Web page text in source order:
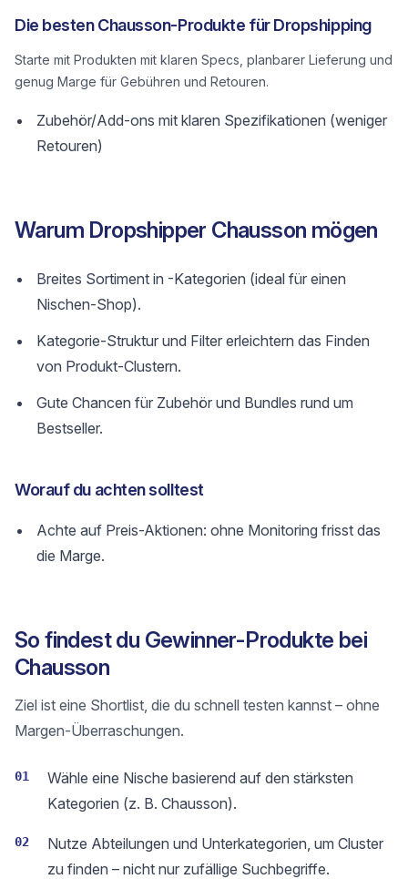
Die besten Chausson-Produkte für Dropshipping
Starte mit Produkten mit klaren Specs, planbarer Lieferung und
genug Marge für Gebühren und Retouren.
Zubehör/Add-ons mit klaren Spezifikationen (weniger
Retouren)
Warum Dropshipper Chausson mögen
Breites Sortiment in -Kategorien (ideal für einen
Nischen-Shop).
Kategorie-Struktur und Filter erleichtern das Finden
von Produkt-Clustern.
Gute Chancen für Zubehör und Bundles rund um
Bestseller.
Worauf du achten solltest
Achte auf Preis-Aktionen: ohne Monitoring frisst das
die Marge.
So findest du Gewinner-Produkte bei
Chausson
Ziel ist eine Shortlist, die du schnell testen kannst – ohne
Margen-Überraschungen.
01
Wähle eine Nische basierend auf den stärksten
Kategorien (z. B. Chausson).
02
Nutze Abteilungen und Unterkategorien, um Cluster
zu finden – nicht nur zufällige Suchbegriffe.